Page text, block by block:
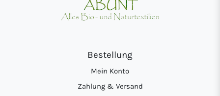
Bestellung
Mein Konto
Zahlung & Versand